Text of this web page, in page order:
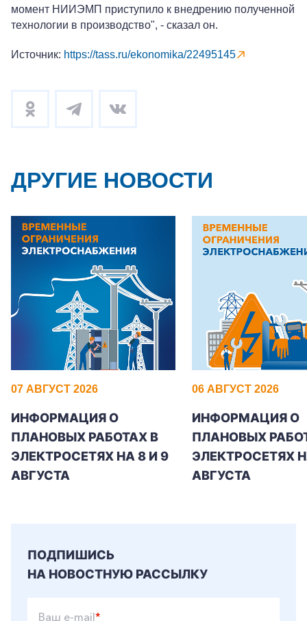
+7-800-700-24-57
Заказать обратный звонок
Частным клиентам
Корпоративным клиентам
момент НИИЭМП приступило к внедрению полученной
технологии в производство", - сказал он.
Источник: https://tass.ru/ekonomika/22495145
ДРУГИЕ НОВОСТИ
07 АВГУСТ 2026
ИНФОРМАЦИЯ О
ПЛАНОВЫХ РАБОТАХ В
ЭЛЕКТРОСЕТЯХ НА 8 И 9
АВГУСТА
06 АВГУСТ 2026
ИНФОРМАЦИЯ О
ПЛАНОВЫХ
ЭЛЕКТРОСЕТЯХ
АВГУСТА
ПОДПИШИСЬ
НА НОВОСТНУЮ РАССЫЛКУ
Ваш e-mail*